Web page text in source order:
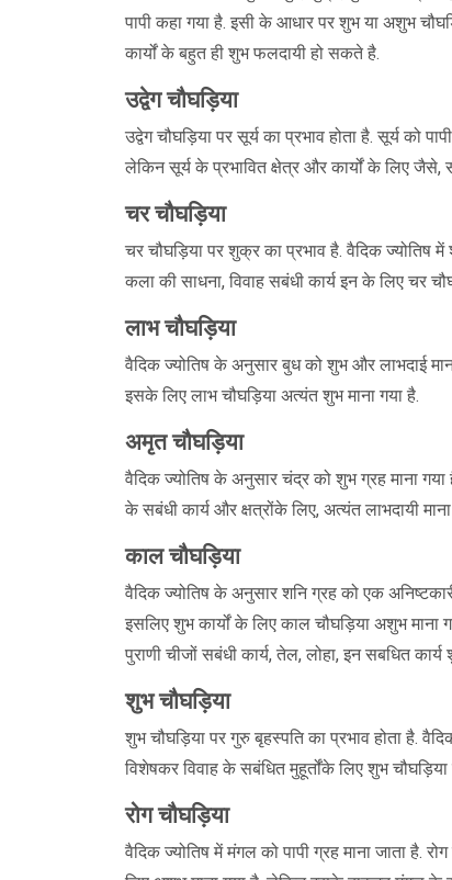
पापी कहा गया है. इसी के आधार पर शुभ या अशुभ
कार्यों के बहुत ही शुभ फलदायी हो सकते है.
उद्वेग चौघड़िया
उद्वेग चौघड़िया पर सूर्य का प्रभाव होता है. सूर्य को
लेकिन सूर्य के प्रभावित क्षेत्र और कार्यों के लिए जैसे,
चर चौघड़िया
चर चौघड़िया पर शुक्र का प्रभाव है. वैदिक ज्योतिष
कला की साधना, विवाह सबंधी कार्य इन के लिए चर
लाभ चौघड़िया
वैदिक ज्योतिष के अनुसार बुध को शुभ और लाभदाई
इसके लिए लाभ चौघड़िया अत्यंत शुभ माना गया है.
अमृत चौघड़िया
वैदिक ज्योतिष के अनुसार चंद्र को शुभ ग्रह माना गया
के सबंधी कार्य और क्षत्रोंके लिए, अत्यंत लाभदायी
काल चौघड़िया
वैदिक ज्योतिष के अनुसार शनि ग्रह को एक
इसलिए शुभ कार्यों के लिए काल चौघड़िया अशुभ माना
पुराणी चीजों सबंधी कार्य, तेल, लोहा, इन सबधित कार्य
शुभ चौघड़िया
शुभ चौघड़िया पर गुरु बृहस्पति का प्रभाव होता है.
विशेषकर विवाह के सबंधित मुहूर्तोंके लिए शुभ चौघड़िया
रोग चौघड़िया
वैदिक ज्योतिष में मंगल को पापी ग्रह माना जाता है.